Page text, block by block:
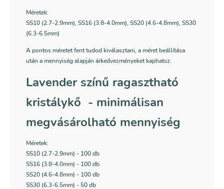
Méretek:
SS10 (2.7-2.9mm), SS16 (3.8-4.0mm), SS20 (4.6-4.8mm), SS30
(6.3-6.5mm)
A pontos méretet fent tudod kiválasztani, a méret beállítása
után a mennyiség alapján árkedvezményeket kaphatsz.
Lavender színű ragasztható
kristálykő - minimálisan
megvásárolható mennyiség
Méretek:
SS10 (2.7-2.9mm) - 100 db
SS16 (3.8-4.0mm) - 100 db
SS20 (4.6-4.8mm) - 100 db
SS30 (6.3-6.5mm) - 50 db